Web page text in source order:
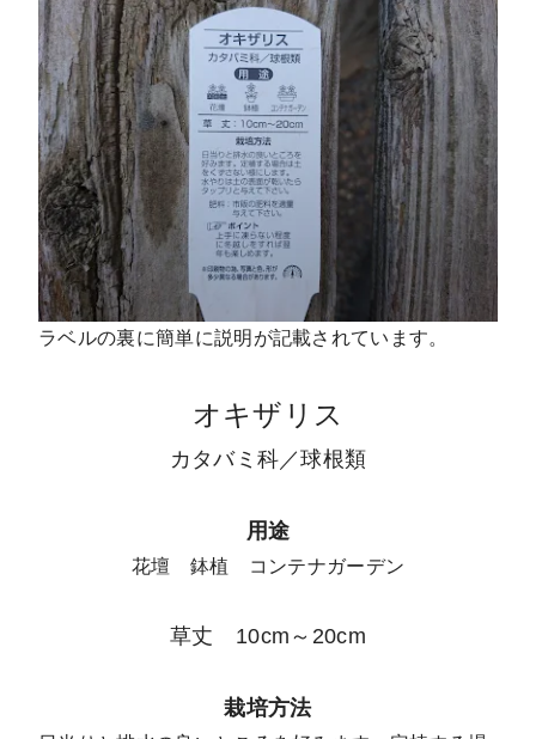
ラベルの裏に簡単に説明が記載されています。
オキザリス
カタバミ科／球根類
用途
花壇 鉢植 コンテナガーデン
草丈 10cm～20cm
栽培方法